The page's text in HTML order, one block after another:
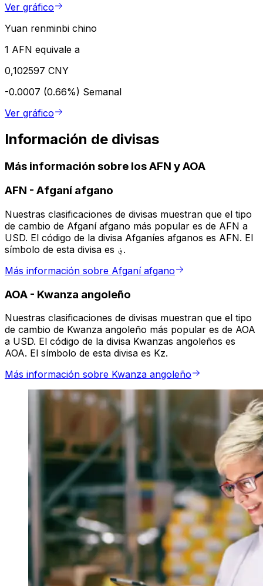
Ver gráfico
Yuan renminbi chino
1 AFN equivale a
0,102597 CNY
-0.0007 (0.66%) Semanal
Ver gráfico
Información de divisas
Más información sobre los AFN y AOA
AFN - Afganí afgano
Nuestras clasificaciones de divisas muestran que el tipo
de cambio de Afganí afgano más popular es de AFN a
USD. El código de la divisa Afganíes afganos es AFN. El
símbolo de esta divisa es ؋.
Más información sobre Afganí afgano
AOA - Kwanza angoleño
Nuestras clasificaciones de divisas muestran que el tipo
de cambio de Kwanza angoleño más popular es de AOA
a USD. El código de la divisa Kwanzas angoleños es
AOA. El símbolo de esta divisa es Kz.
Más información sobre Kwanza angoleño